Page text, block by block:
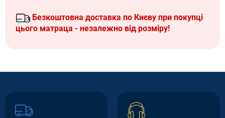
Безкоштовна доставка по Києву при покупці
цього матраца - незалежно від розміру!